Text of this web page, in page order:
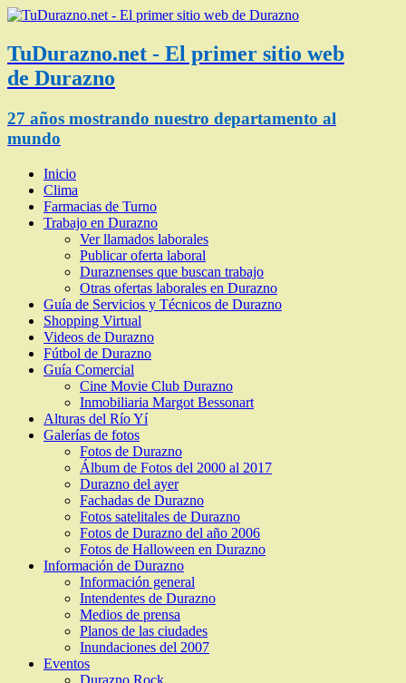
TuDurazno.net - El primer sitio web
de Durazno
27 años mostrando nuestro departamento al
mundo
Inicio
Clima
Farmacias de Turno
Trabajo en Durazno
Ver llamados laborales
Publicar oferta laboral
Duraznenses que buscan trabajo
Otras ofertas laborales en Durazno
Guía de Servicios y Técnicos de Durazno
Shopping Virtual
Videos de Durazno
Fútbol de Durazno
Guía Comercial
Cine Movie Club Durazno
Inmobiliaria Margot Bessonart
Alturas del Río Yí
Galerías de fotos
Fotos de Durazno
Álbum de Fotos del 2000 al 2017
Durazno del ayer
Fachadas de Durazno
Fotos satelitales de Durazno
Fotos de Durazno del año 2006
Fotos de Halloween en Durazno
Información de Durazno
Información general
Intendentes de Durazno
Medios de prensa
Planos de las ciudades
Inundaciones del 2007
Eventos
Durazno Rock